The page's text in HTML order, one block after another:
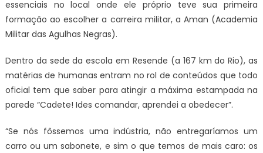
essenciais no local onde ele próprio teve sua primeira
formação ao escolher a carreira militar, a Aman (Academia
Militar das Agulhas Negras).
Dentro da sede da escola em Resende (a 167 km do Rio), as
matérias de humanas entram no rol de conteúdos que todo
oficial tem que saber para atingir a máxima estampada na
parede “Cadete! Ides comandar, aprendei a obedecer”.
“Se nós fôssemos uma indústria, não entregaríamos um
carro ou um sabonete, e sim o que temos de mais caro: os